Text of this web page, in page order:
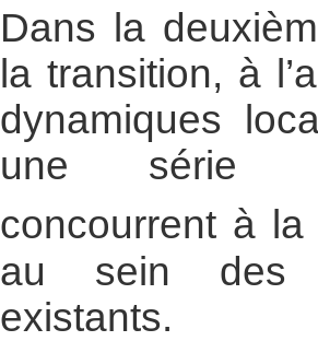
Dans la
la transition, à
dynamiques
une série
concourrent à la
au sein des
existants.